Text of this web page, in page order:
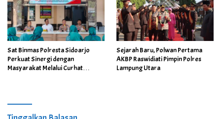
Sat Binmas Polresta Sidoarjo
Perkuat Sinergi dengan
Masyarakat Melalui Curhat
Sejarah Baru, Polwan Pertama
AKBP Raswidiati Pimpin Polres
Lampung Utara